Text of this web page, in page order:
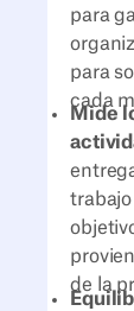
para
para
cada
Mide
trabajo
de la